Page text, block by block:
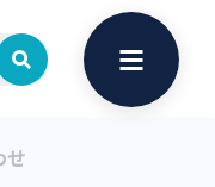
せ